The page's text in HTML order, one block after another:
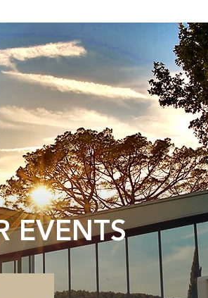
EVENTS